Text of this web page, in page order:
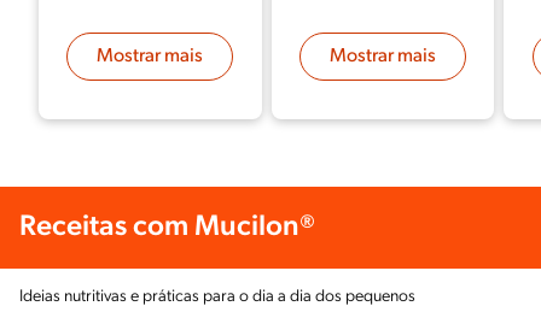
Mostrar mais Mostrar mais
Receitas com Mucilon®
Ideias nutritivas e práticas para o dia a dia dos pequenos